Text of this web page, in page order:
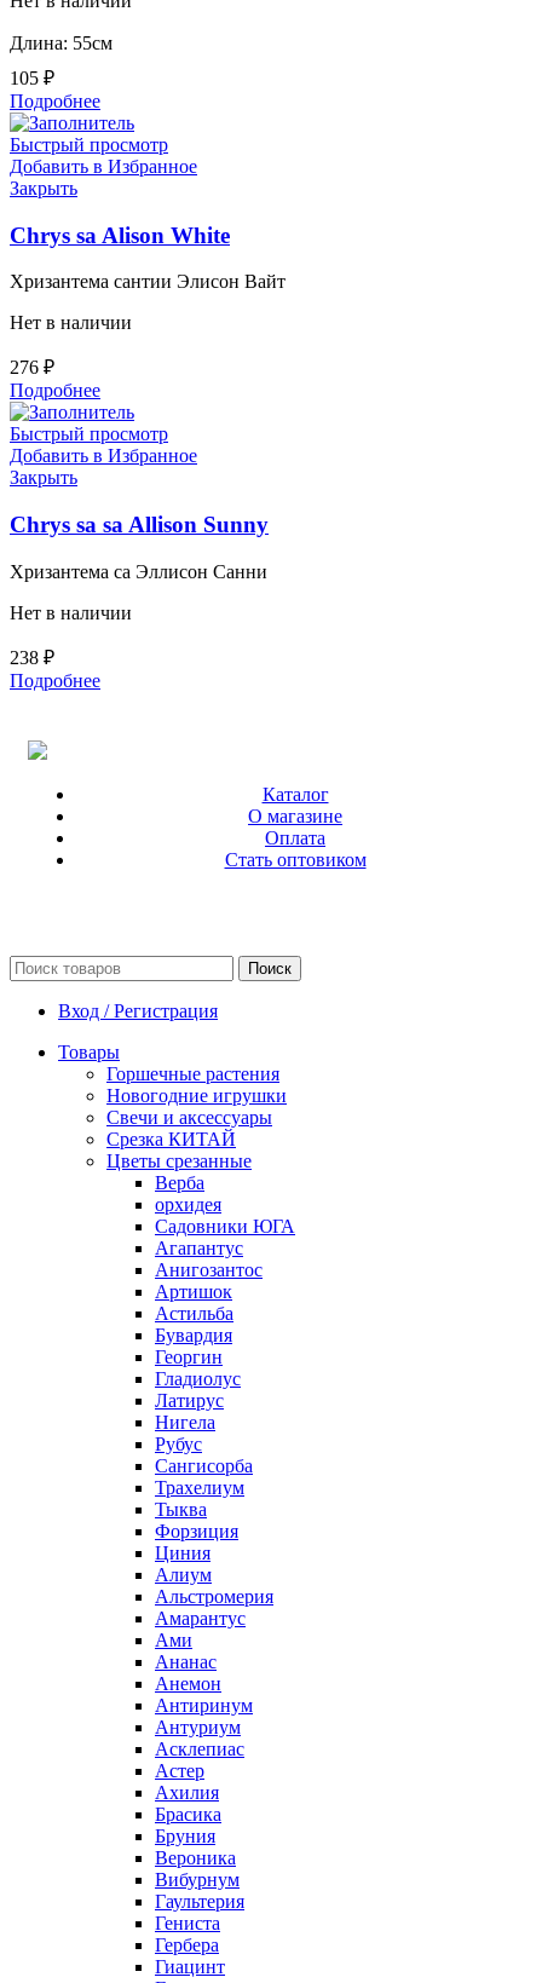
Длина: 55см
105 ₽
Подробнее
Быстрый просмотр
Добавить в Избранное
Закрыть
Chrys sa Alison White
Хризантема сантии Элисон Вайт
Нет в наличии
276 ₽
Подробнее
Быстрый просмотр
Добавить в Избранное
Закрыть
Chrys sa sa Allison Sunny
Хризантема са Эллисон Санни
Нет в наличии
238 ₽
Подробнее
Каталог
О магазине
Оплата
Стать оптовиком
Поиск
Вход / Регистрация
Товары
Горшечные растения
Новогодние игрушки
Свечи и аксессуары
Срезка КИТАЙ
Цветы срезанные
Верба
орхидея
Садовники ЮГА
Агапантус
Анигозантос
Артишок
Астильба
Бувардия
Георгин
Гладиолус
Латирус
Нигела
Рубус
Сангисорба
Трахелиум
Тыква
Форзиция
Циния
Алиум
Альстромерия
Амарантус
Ами
Ананас
Анемон
Антиринум
Антуриум
Асклепиас
Астер
Ахилия
Брасика
Бруния
Вероника
Вибурнум
Гаультерия
Гениста
Гербера
Гиацинт